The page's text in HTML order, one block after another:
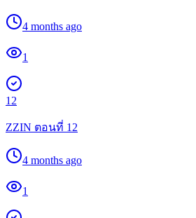
4 months ago
1
12
ZZIN ตอนที่ 12
4 months ago
1